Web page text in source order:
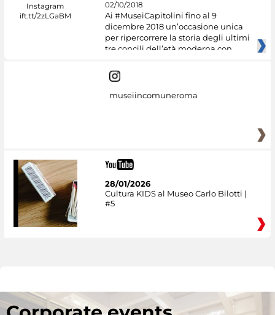
02/10/2018
Ai #MuseiCapitolini fino al 9
dicembre 2018 un’occasione unica
per ripercorrere la storia degli ultimi
tre concili dell’età moderna con
museiincomuneroma
28/01/2026
Cultura KIDS al Museo Carlo Bilotti |
#5